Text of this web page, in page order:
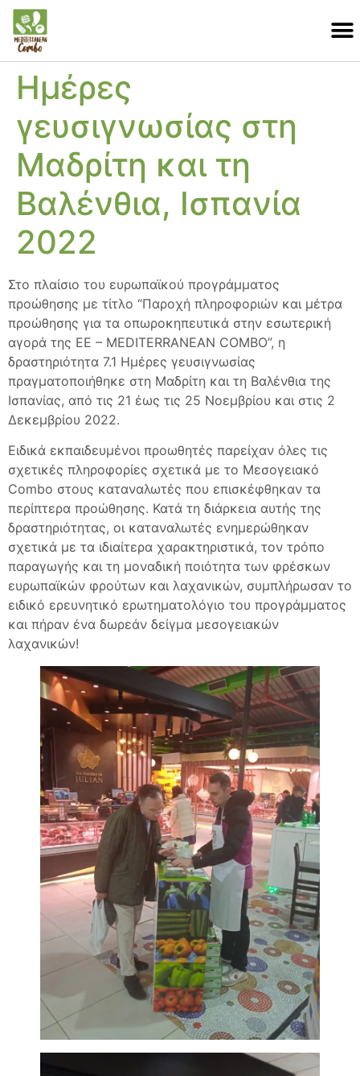
Ημέρες
γευσιγνωσίας στη
Μαδρίτη και τη
Βαλένθια, Ισπανία
2022
Στο πλαίσιο του ευρωπαϊκού προγράμματος
προώθησης με τίτλο “Παροχή πληροφοριών και μέτρα
προώθησης για τα οπωροκηπευτικά στην εσωτερική
αγορά της ΕΕ – MEDITERRANEAN COMBO”, η
δραστηριότητα 7.1 Ημέρες γευσιγνωσίας
πραγματοποιήθηκε στη Μαδρίτη και τη Βαλένθια της
Ισπανίας, από τις 21 έως τις 25 Νοεμβρίου και στις 2
Δεκεμβρίου 2022.
Ειδικά εκπαιδευμένοι προωθητές παρείχαν όλες τις
σχετικές πληροφορίες σχετικά με το Μεσογειακό
Combo στους καταναλωτές που επισκέφθηκαν τα
περίπτερα προώθησης. Κατά τη διάρκεια αυτής της
δραστηριότητας, οι καταναλωτές ενημερώθηκαν
σχετικά με τα ιδιαίτερα χαρακτηριστικά, τον τρόπο
παραγωγής και τη μοναδική ποιότητα των φρέσκων
ευρωπαϊκών φρούτων και λαχανικών, συμπλήρωσαν το
ειδικό ερευνητικό ερωτηματολόγιο του προγράμματος
και πήραν ένα δωρεάν δείγμα μεσογειακών
λαχανικών!